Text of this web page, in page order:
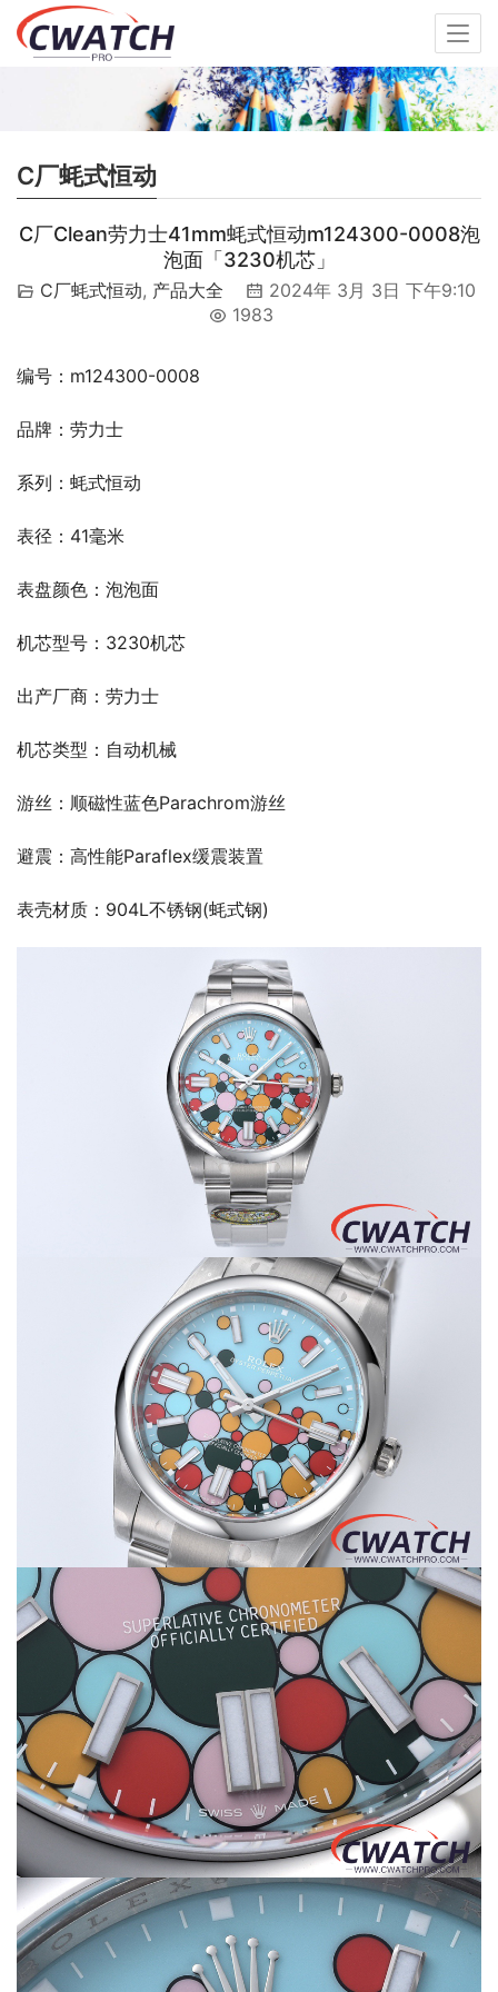
C厂蚝式恒动
C厂Clean劳力士41mm蚝式恒动m124300-0008泡
泡面「3230机芯」
C厂蚝式恒动, 产品大全
2024年 3月 3日 下午9:10
1983
编号：m124300-0008
品牌：劳力士
系列：蚝式恒动
表径：41毫米
表盘颜色：泡泡面
机芯型号：3230机芯
出产厂商：劳力士
机芯类型：自动机械
游丝：顺磁性蓝色Parachrom游丝
避震：高性能Paraflex缓震装置
表壳材质：904L不锈钢(蚝式钢)